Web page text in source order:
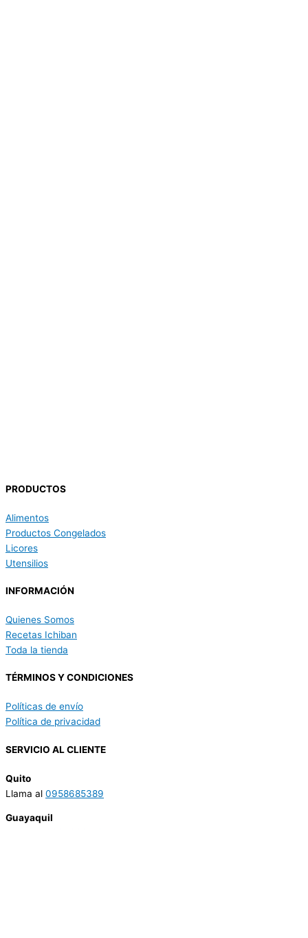
PRODUCTOS
Alimentos
Productos Congelados
Licores
Utensilios
INFORMACIÓN
Quienes Somos
Recetas Ichiban
Toda la tienda
TÉRMINOS Y CONDICIONES
Políticas de envío
Política de privacidad
SERVICIO AL CLIENTE
Quito
Llama al 0958685389
Guayaquil